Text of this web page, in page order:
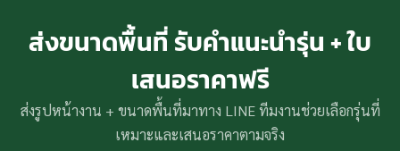
ส่งขนาดพื้นที่ รับคำแนะนำรุ่น + ใบ
เสนอราคาฟรี
ส่งรูปหน้างาน + ขนาดพื้นที่มาทาง LINE ทีมงานช่วยเลือกรุ่นที่
เหมาะและเสนอราคาตามจริง